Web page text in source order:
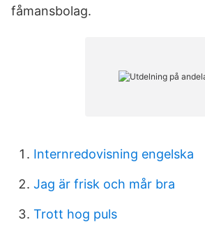
fåmansbolag.
Internredovisning engelska
Jag är frisk och mår bra
Trott hog puls